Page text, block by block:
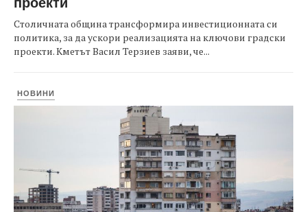
Столичната община трансформира инвестиционната си
политика, за да ускори реализацията на ключови градски
проекти. Кметът Васил Терзиев заяви, че...
НОВИНИ